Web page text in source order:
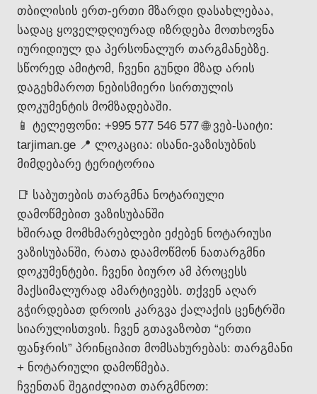
თბილისის ერთ-ერთი მზარდი დასახლებაა,
სადაც ყოველდღიურად იზრდება მოთხოვნა
იურიდიულ და პერსონალურ თარგმანებზე.
სწორედ ამიტომ, ჩვენი გუნდი მზად არის
დაგეხმაროთ ნებისმიერი სირთულის
დოკუმენტის მომზადებაში.
📱 ტელეფონი: +995 577 546 577 🌐 ვებ-საიტი:
tarjiman.ge 📍 ლოკაცია: ისანი-ვაზისუბნის
მიმდებარე ტერიტორია
📑 საბუთების თარგმნა ნოტარიული
დამოწმებით ვაზისუბანში
ხშირად მომხმარებლები ეძებენ ნოტარიუსი
ვაზისუბანში, რათა დაამოწმონ ნათარგმნი
დოკუმენტები. ჩვენი ბიურო ამ პროცესს
მაქსიმალურად ამარტივებს. თქვენ აღარ
გჭირდებათ დროის კარგვა ქალაქის ცენტრში
სიარულისთვის. ჩვენ გთავაზობთ “ერთი
ფანჯრის” პრინციპით მომსახურებას: თარგმანი
+ ნოტარიული დამოწმება.
ჩვენთან შეგიძლიათ თარგმნოთ: